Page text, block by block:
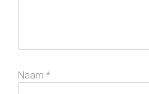
Naam *